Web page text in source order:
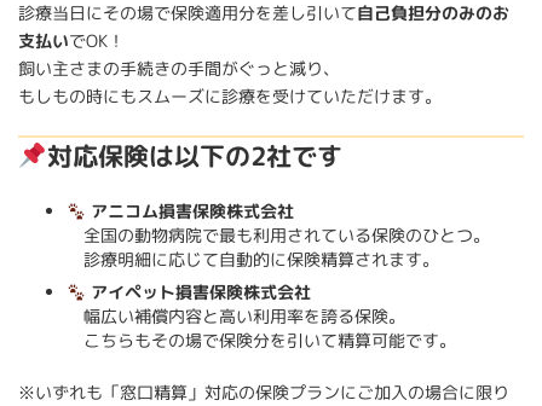
診療当日にその場で保険適用分を差し引いて自己負担分のみのお
支払いでOK！
飼い主さまの手続きの手間がぐっと減り、
もしもの時にもスムーズに診療を受けていただけます。
対応保険は以下の2社です
アニコム損害保険株式会社
全国の動物病院で最も利用されている保険のひとつ。
診療明細に応じて自動的に保険精算されます。
アイペット損害保険株式会社
幅広い補償内容と高い利用率を誇る保険。
こちらもその場で保険分を引いて精算可能です。
※いずれも「窓口精算」対応の保険プランにご加入の場合に限り